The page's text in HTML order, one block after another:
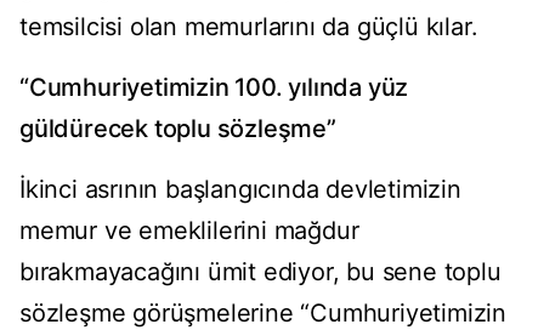
temsilcisi olan memurlarını da güçlü kılar.
“Cumhuriyetimizin 100. yılında yüz
güldürecek toplu sözleşme”
İkinci asrının başlangıcında devletimizin
memur ve emeklilerini mağdur
bırakmayacağını ümit ediyor, bu sene toplu
sözleşme görüşmelerine “Cumhuriyetimizin